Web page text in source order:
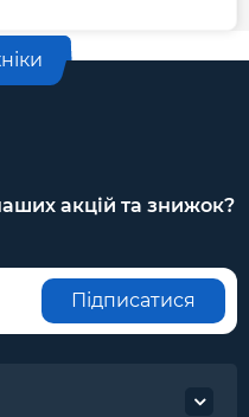
акцій та знижок?
Підписатися